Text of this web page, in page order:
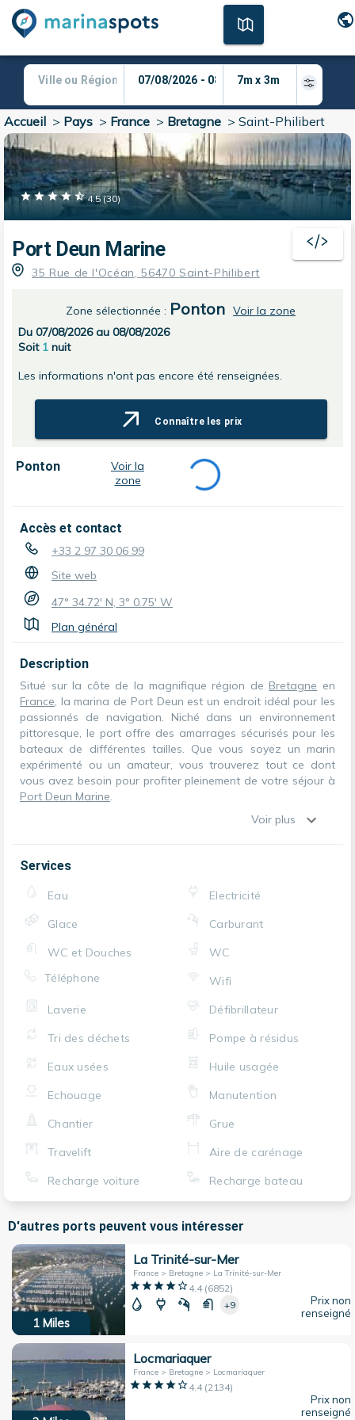
Accueil > Pays > France > Bretagne > Saint-Philibert
4.5(30)
Port Deun Marine
35 Rue de l'Océan, 56470 Saint-Philibert
Zone sélectionnée : Ponton Voir la zone
Du 07/08/2026 au 08/08/2026
Soit 1 nuit
Les informations n'ont pas encore été renseignées.
Connaître les prix
Ponton
Voir la
zone
Accès et contact
+33 2 97 30 06 99
Site web
47° 34.72' N, 3° 0.75' W
Plan général
Description
Situé sur la côte de la magnifique région de Bretagne en
France, la marina de Port Deun est un endroit idéal pour les
passionnés de navigation. Niché dans un environnement
pittoresque, le port offre des amarrages sécurisés pour les
bateaux de différentes tailles. Que vous soyez un marin
expérimenté ou un amateur, vous trouverez tout ce dont
vous avez besoin pour profiter pleinement de votre séjour à
Port Deun Marine.
Voir plus
Services
Eau
Electricité
Glace
Carburant
WC et Douches
WC
Téléphone
Wifi
Laverie
Défibrillateur
Tri des déchets
Pompe à résidus
Eaux usées
Huile usagée
Echouage
Manutention
Chantier
Grue
Travelift
Aire de carénage
Recharge voiture
Recharge bateau
D'autres ports peuvent vous intéresser
1 Miles
La Trinité-sur-Mer
France > Bretagne > La Trinité-sur-Mer
4.4(6852)
+9
Prix non
renseigné
Locmariaquer
France > Bretagne > Locmariaquer
4.4(2134)
Prix non
renseigné